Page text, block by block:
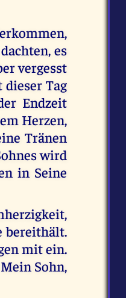
es
vergesst
Tag
Endzeit
Herzen,
Tränen
wird
in Seine
bereithält.
mit ein.
Sohn,